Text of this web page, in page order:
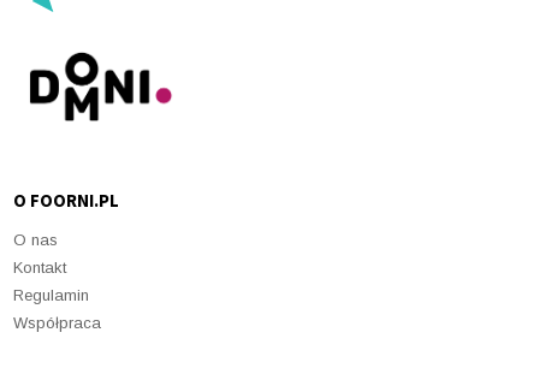
O FOORNI.PL
O nas
Kontakt
Regulamin
Współpraca